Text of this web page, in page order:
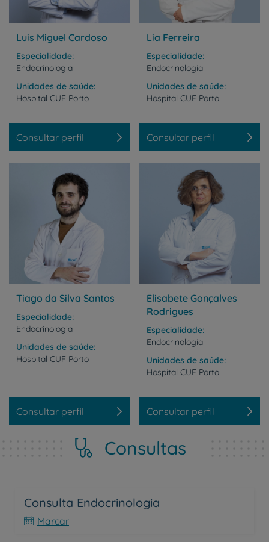
Luis Miguel Cardoso
Especialidade
Endocrinologia
Unidades de saúde
Hospital CUF Porto
Consultar perfil
Lia Ferreira
Especialidade
Endocrinologia
Unidades de saúde
Hospital CUF Porto
Consultar perfil
Tiago da Silva Santos
Especialidade
Endocrinologia
Unidades de saúde
Hospital CUF Porto
Consultar perfil
Elisabete Gonçalves
Rodrigues
Especialidade
Endocrinologia
Unidades de saúde
Hospital CUF Porto
Consultar perfil
Consultas
Consulta Endocrinologia
Marcar